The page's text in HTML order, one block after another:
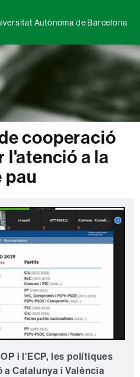
Autònoma de Barcelona
cooperació
l'atenció a la
pau
i l'ECP, les polítiques
Catalunya i València